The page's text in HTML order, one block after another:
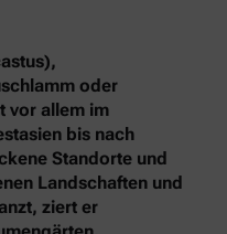
oder
vor allem im
bis nach
Standorte und
Landschaften und
ziert er